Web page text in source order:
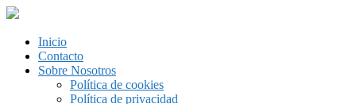
Inicio
Contacto
Sobre Nosotros
Política de cookies
Política de privacidad